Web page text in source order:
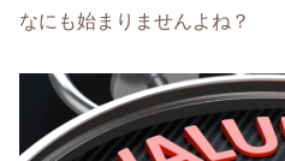
なにも始まりませんよね？